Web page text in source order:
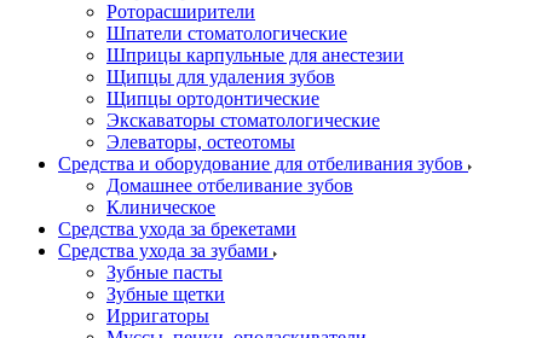
Роторасширители
Шпатели стоматологические
Шприцы карпульные для анестезии
Щипцы для удаления зубов
Щипцы ортодонтические
Экскаваторы стоматологические
Элеваторы, остеотомы
Средства и оборудование для отбеливания зубов
Домашнее отбеливание зубов
Клиническое
Средства ухода за брекетами
Средства ухода за зубами
Зубные пасты
Зубные щетки
Ирригаторы